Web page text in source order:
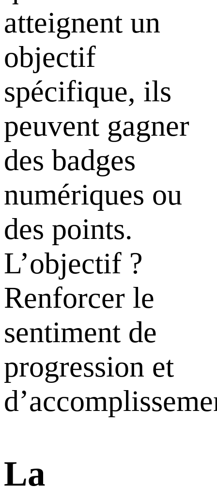
atteignent un
objectif
spécifique, ils
peuvent gagner
des badges
numériques ou
des points.
L’objectif ?
Renforcer le
sentiment de
progression et
La